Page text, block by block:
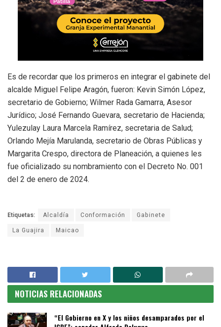
Es de recordar que los primeros en integrar el gabinete del
alcalde Miguel Felipe Aragón, fueron: Kevin Simón López,
secretario de Gobierno; Wilmer Rada Gamarra, Asesor
Jurídico; José Fernando Guevara, secretario de Hacienda;
Yulezulay Laura Marcela Ramírez, secretaria de Salud;
Orlando Mejía Marulanda, secretario de Obras Públicas y
Margarita Crespo, directora de Planeación, a quienes les
fue oficializado su nombramiento con el Decreto No. 001
del 2 de enero de 2024.
Etiquetas: Alcaldía Conformación
Gabinete
La Guajira
Maicao
NOTICIAS RELACIONADAS
“El Gobierno en X y los niños desamparados por el